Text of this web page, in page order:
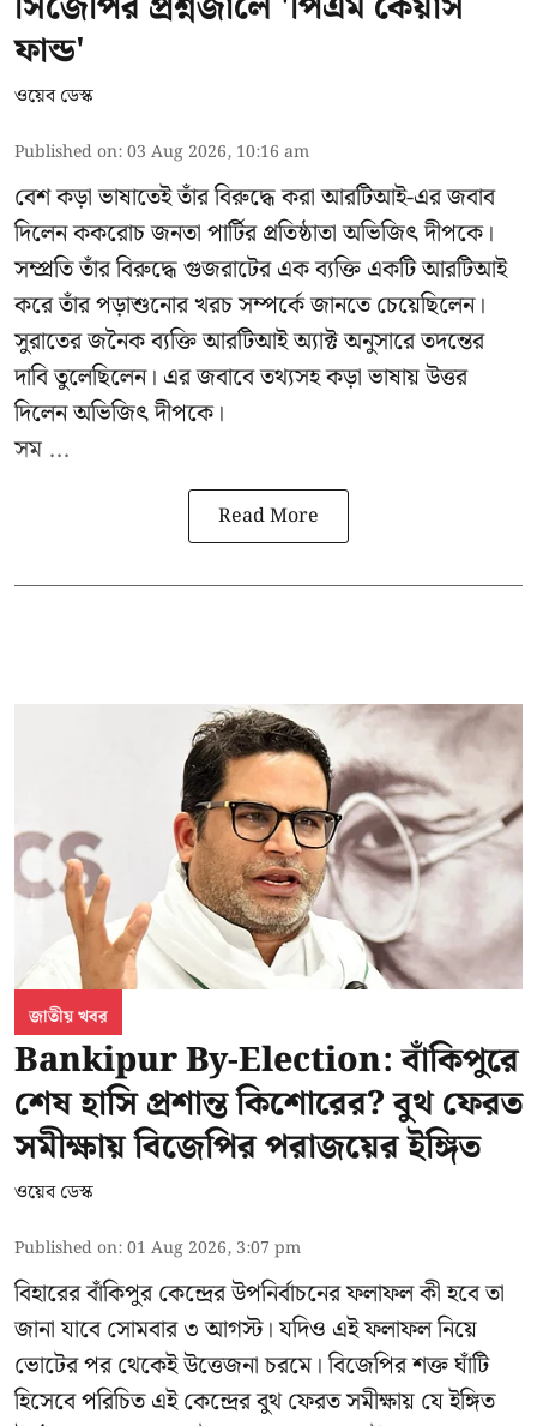
ফান্ড'
ওয়েব ডেস্ক
Published on:03 Aug 2026, 10:16 am
বেশ কড়া ভাষাতেই তাঁর বিরুদ্ধে করা আরটিআই-এর জবাব
দিলেন ককরোচ জনতা পার্টির প্রতিষ্ঠাতাঅভিজিৎ দীপকে।
সম্প্রতি তাঁর বিরুদ্ধে গুজরাটের এক ব্যক্তি একটি আরটিআই
করে তাঁর পড়াশুনোর খরচ সম্পর্কে জানতে চেয়েছিলেন।
সুরাতের জনৈক ব্যক্তি আরটিআই অ্যাক্ট অনুসারে তদন্তের
দাবি তুলেছিলেন। এর জবাবে তথ্যসহ কড়া ভাষায় উত্তর
দিলেন অভিজিৎ দীপকে।
সম ...
Read More
জাতীয় খবর
Bankipur By-Election: বাঁকিপুরে
শেষ হাসি প্রশান্ত কিশোরের? বুথ ফেরত
সমীক্ষায় বিজেপির পরাজয়ের ইঙ্গিত
ওয়েব ডেস্ক
Published on:01 Aug 2026, 3:07 pm
বিহারের বাঁকিপুর কেন্দ্রের উপনির্বাচনের ফলাফল কী হবে তা
জানা যাবে সোমবার ৩ আগস্ট। যদিও এই ফলাফল নিয়ে
ভোটের পর থেকেই উত্তেজনা চরমে। বিজেপির শক্ত ঘাঁটি
হিসেবে পরিচিত এই কেন্দ্রের বুথ ফেরত সমীক্ষায় যে ইঙ্গিত